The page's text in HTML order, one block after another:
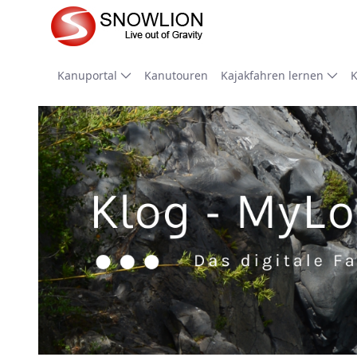
Zum Hauptinhalt springen
Kanuportal Kanutouren Kajakfahren lernen